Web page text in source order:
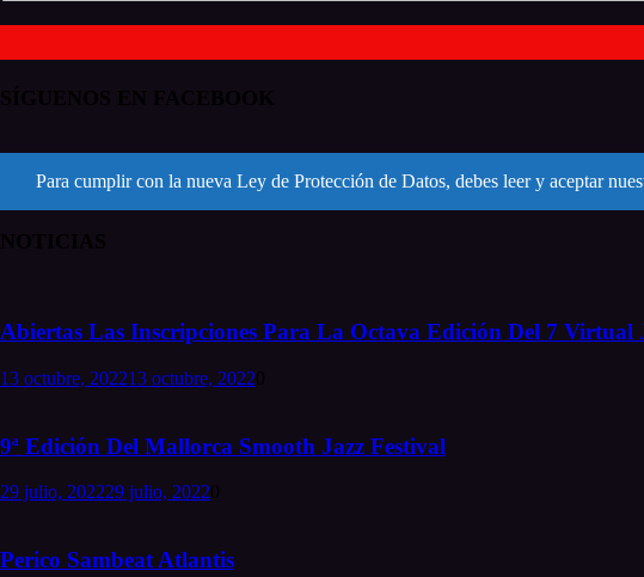
Para cumplir con la nueva Ley de Protección de Datos, debes leer y aceptar
Abiertas Las Inscripciones Para La Octava Edición Del 7 Virtual
13 octubre, 202213 octubre, 2022
9ª Edición Del Mallorca Smooth Jazz Festival
29 julio, 202229 julio, 2022
Perico Sambeat Atlantis